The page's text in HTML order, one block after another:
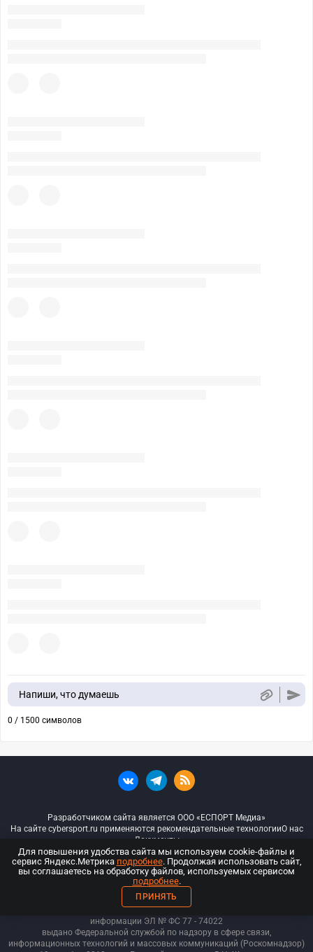
Напиши, что думаешь
0 / 1500 символов
Разработчиком сайта является ООО «ЕСПОРТ Медиа»
На сайте cybersport.ru применяются рекомендательные технологииО нас
Документы
© ООО «Киберспорт.ру» — Все права защищены
18+
ООО «Киберспорт.ру». Свидетельство о регистрации средств массовой
информации ЭЛ № ФС 77 - 74022
выдано Федеральной службой по надзору в сфере связи,
информационных технологий и массовых коммуникаций (Роскомнадзор)
Для повышения удобства сайта мы используем cookie-файлы и
сервис Яндекс.Метрика подробнее. Продолжая использовать сайт,
вы соглашаетесь на обработку файлов, используемых сервисом
подробнее.
ПРИНЯТЬ